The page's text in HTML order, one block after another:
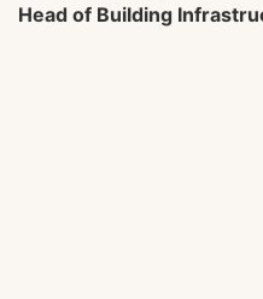
Head of Building